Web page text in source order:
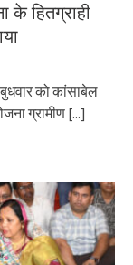
के हितग्राही
को कांसाबेल
ग्रामीण [...]